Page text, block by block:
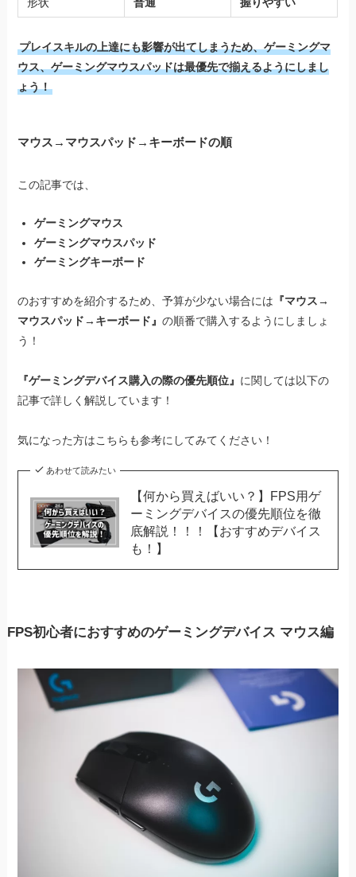
プレイスキルの上達にも影響が出てしまうため、ゲーミングマ
ウス、ゲーミングマウスパッドは最優先で揃えるようにしまし
ょう！
マウス→マウスパッド→キーボードの順
この記事では、
ゲーミングマウス
ゲーミングマウスパッド
ゲーミングキーボード
のおすすめを紹介するため、予算が少ない場合には 『マウス→
マウスパッド→キーボード』の順番で購入するようにしましょ
う！
『ゲーミングデバイス購入の際の優先順位』 に関しては以下の
記事で詳しく解説しています！
気になった方はこちらも参考にしてみてください！
あわせて読みたい
【何から買えばいい？】FPS用ゲ
ーミングデバイスの優先順位を徹
底解説！！！【おすすめデバイス
も！】
FPS初心者におすすめのゲーミングデバイス マウス編